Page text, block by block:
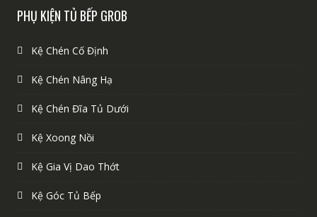
PHỤ KIỆN TỦ BẾP GROB
Kệ Chén Cố Định
Kệ Chén Nâng Hạ
Kệ Chén Đĩa Tủ Dưới
Kệ Xoong Nồi
Kệ Gia Vị Dao Thớt
Kệ Góc Tủ Bếp